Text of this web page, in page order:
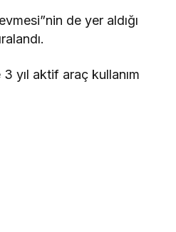
de yer aldığı
yıl aktif araç kullanım